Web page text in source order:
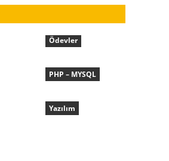
Ödevler
PHP – MYSQL
Yazılım